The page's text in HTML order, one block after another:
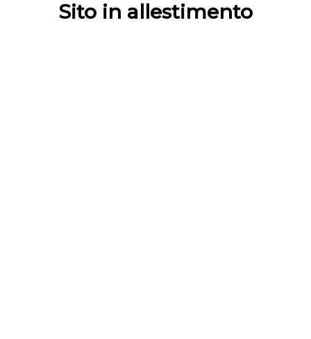
Sito in allestimento